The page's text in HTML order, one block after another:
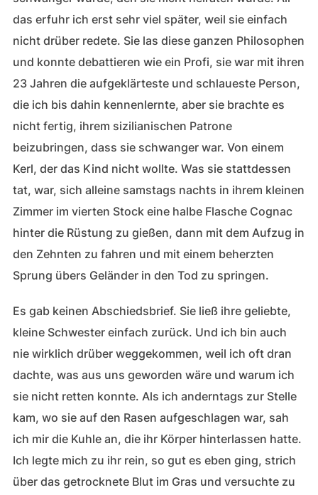
das erfuhr ich erst sehr viel später, weil sie einfach
nicht drüber redete. Sie las diese ganzen Philosophen
und konnte debattieren wie ein Profi, sie war mit ihren
23 Jahren die aufgeklärteste und schlaueste Person,
die ich bis dahin kennenlernte, aber sie brachte es
nicht fertig, ihrem sizilianischen Patrone
beizubringen, dass sie schwanger war. Von einem
Kerl, der das Kind nicht wollte. Was sie stattdessen
tat, war, sich alleine samstags nachts in ihrem kleinen
Zimmer im vierten Stock eine halbe Flasche Cognac
hinter die Rüstung zu gießen, dann mit dem Aufzug in
den Zehnten zu fahren und mit einem beherzten
Sprung übers Geländer in den Tod zu springen.
Es gab keinen Abschiedsbrief. Sie ließ ihre geliebte,
kleine Schwester einfach zurück. Und ich bin auch
nie wirklich drüber weggekommen, weil ich oft dran
dachte, was aus uns geworden wäre und warum ich
sie nicht retten konnte. Als ich anderntags zur Stelle
kam, wo sie auf den Rasen aufgeschlagen war, sah
ich mir die Kuhle an, die ihr Körper hinterlassen hatte.
Ich legte mich zu ihr rein, so gut es eben ging, strich
über das getrocknete Blut im Gras und versuchte zu